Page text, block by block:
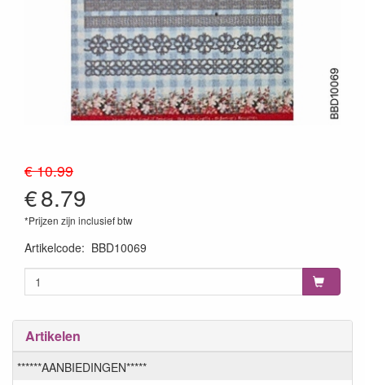
€ 10.99
€8.79
*Prijzen zijn inclusief btw
Artikelcode: BBD10069
Artikelen
******AANBIEDINGEN*****